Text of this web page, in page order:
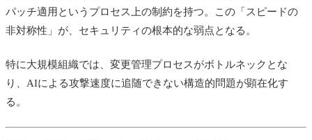
パッチ適用というプロセス上の制約を持つ。この「スピードの
非対称性」が、セキュリティの根本的な弱点となる。
特に大規模組織では、変更管理プロセスがボトルネックとな
り、AIによる攻撃速度に追随できない構造的問題が顕在化す
る。